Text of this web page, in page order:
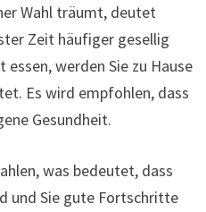
Wahl träumt, deutet
Zeit häufiger gesellig
werden Sie zu Hause
Es wird empfohlen, dass
Gesundheit.
was bedeutet, dass
und Sie gute Fortschritte